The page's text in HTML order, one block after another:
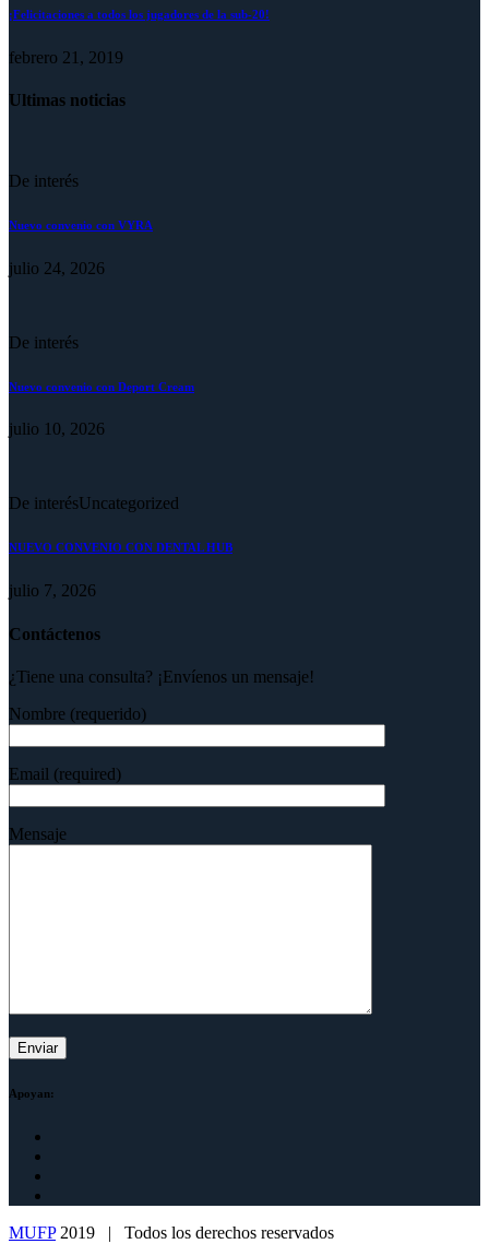
¡Felicitaciones a todos los jugadores de la sub-20!
febrero 21, 2019
Ultimas noticias
De interés
Nuevo convenio con VYRA
julio 24, 2026
De interés
Nuevo convenio con Deport Cream
julio 10, 2026
De interésUncategorized
NUEVO CONVENIO CON DENTAL HUB
julio 7, 2026
Contáctenos
¿Tiene una consulta? ¡Envíenos un mensaje!
Nombre (requerido)
Email (required)
Mensaje
Apoyan:
MUFP2019 | Todos los derechos reservados